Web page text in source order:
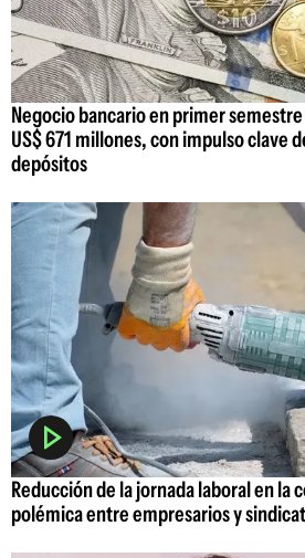
Negocio bancario en primer
US$ 671 millones, con impulso clave
depósitos
Reducción de la jornada laboral en la
polémica entre empresarios y